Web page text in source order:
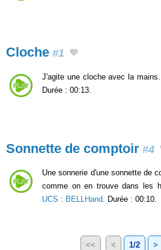
Cloche #1
J'agite une cloche avec la mains.
Durée : 00:13.
Sonnette de comptoir #4
Une sonnerie d'une sonnette de
comme on en trouve dans les
UCS : BELLHand. Durée : 00:10.
<< < 1/2 >